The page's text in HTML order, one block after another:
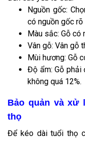
Nguồn gốc:
có nguồn gốc rõ
Màu sắc: Gỗ có
Vân gỗ: Vân gỗ
Mùi hương: Gỗ
Độ ẩm: Gỗ phải
không quá 12%.
Bảo quản và xử
thọ
Để kéo dài tuổi thọ